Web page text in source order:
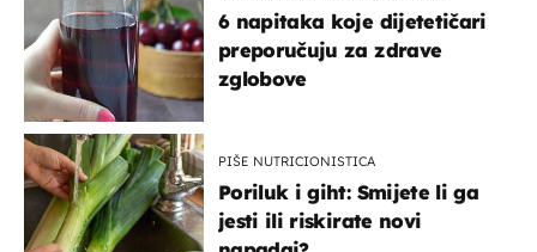
6 napitaka koje dijetetičari
preporučuju za zdrave
zglobove
PIŠE NUTRICIONISTICA
Poriluk i giht: Smijete li ga
jesti ili riskirate novi